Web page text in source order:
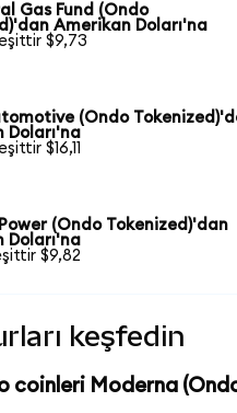
Gas Fund (Ondo
Amerikan Doları'na
$9,73
(Ondo
Doları'na
$16,11
(Ondo Tokenized)'dan
Doları'na
$9,82
keşfedin
coinleri Moderna